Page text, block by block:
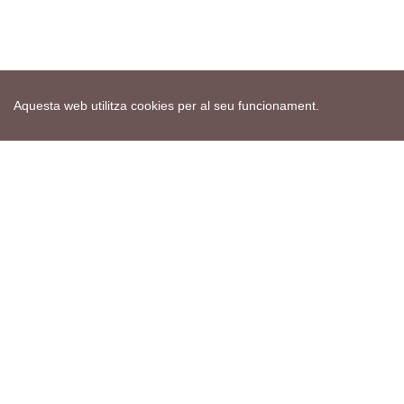
Aquesta web utilitza cookies per al seu funcionament.